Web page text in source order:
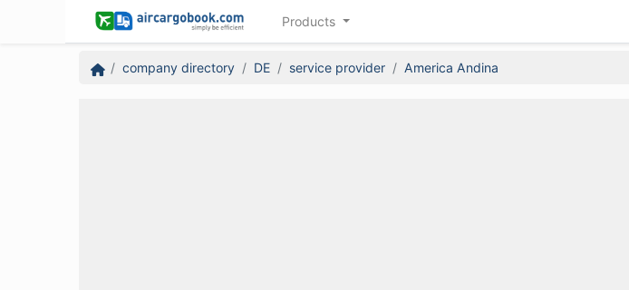
Products
company directory DE service provider America Andina